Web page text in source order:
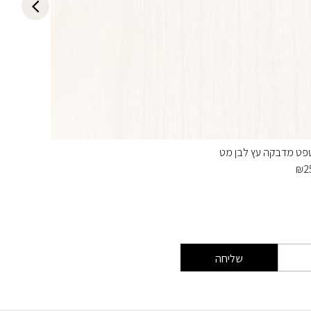
מדבקה עץ לבן מט
₪
שליחה